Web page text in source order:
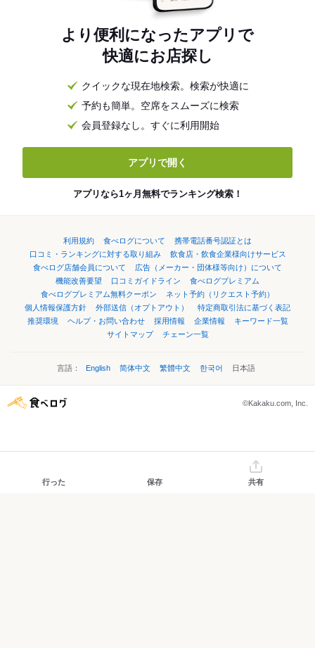
より便利になったアプリで
快適にお店探し
クイックな現在地検索。検索が快適に
予約も簡単。空席をスムーズに検索
会員登録なし。すぐに利用開始
アプリで開く
アプリなら1ヶ月無料でランキング検索！
利用規約 食べログについて
携帯電話番号認証とは
口コミ・ランキングに対する取り組み
飲食店・飲食企業様向けサービス
食べログ店舗会員について
広告（メーカー・団体様等向け）について
機能改善要望
口コミガイドライン
食べログプレミアム
食べログプレミアム無料クーポン
ネット予約（リクエスト予約）
個人情報保護方針
外部送信（オプトアウト）
特定商取引法に基づく表記
推奨環境
ヘルプ・お問い合わせ 採用情報 企業情報
キーワード一覧
サイトマップ
チェーン一覧
言語： English 简体中文 繁體中文 한국어 日本語
©Kakaku.com, Inc.
行った 保存 共有